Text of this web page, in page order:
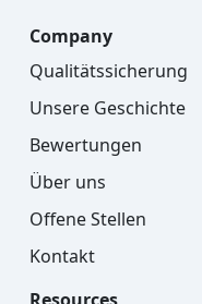
Company
Qualitätssicherung
Unsere Geschichte
Bewertungen
Über uns
Offene Stellen
Kontakt